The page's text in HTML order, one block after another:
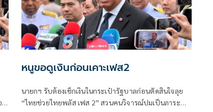
หนูขอดูเงินก่อนเคาะเฟส2
นายกฯ รับต้องเช็กเงินในกระเป๋ารัฐบาลก่อนตัดสินใจลุย
“ไทยช่วยไทยพลัส เฟส 2” สวนคนวิจารณ์ปมเป็นภาระ